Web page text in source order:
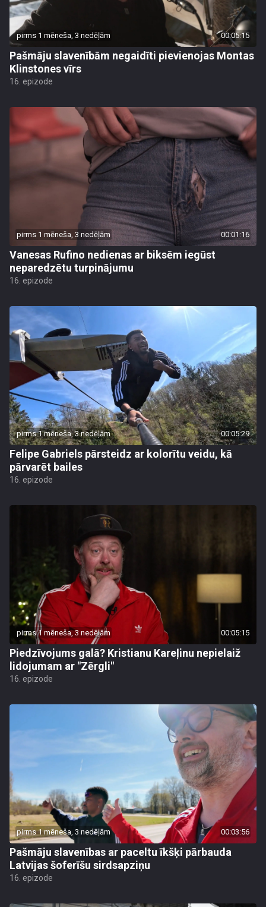
pirms 1 mēneša, 3 nedēļām 00:05:15
Pašmāju slavenībām negaidīti pievienojas Montas
Klinstones vīrs
16. epizode
pirms 1 mēneša, 3 nedēļām 00:01:16
Vanesas Rufino nedienas ar biksēm iegūst
neparedzētu turpinājumu
16. epizode
pirms 1 mēneša, 3 nedēļām 00:05:29
Felipe Gabriels pārsteidz ar kolorītu veidu, kā
pārvarēt bailes
16. epizode
pirms 1 mēneša, 3 nedēļām 00:05:15
Piedzīvojums galā? Kristianu Kareļinu nepielaiž
lidojumam ar "Zērgli"
16. epizode
pirms 1 mēneša, 3 nedēļām 00:03:56
Pašmāju slavenības ar paceltu īkšķi pārbauda
Latvijas šoferīšu sirdsapziņu
16. epizode